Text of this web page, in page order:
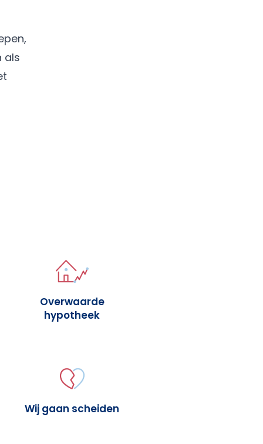
als
Overwaarde
hypotheek
Wij gaan scheiden